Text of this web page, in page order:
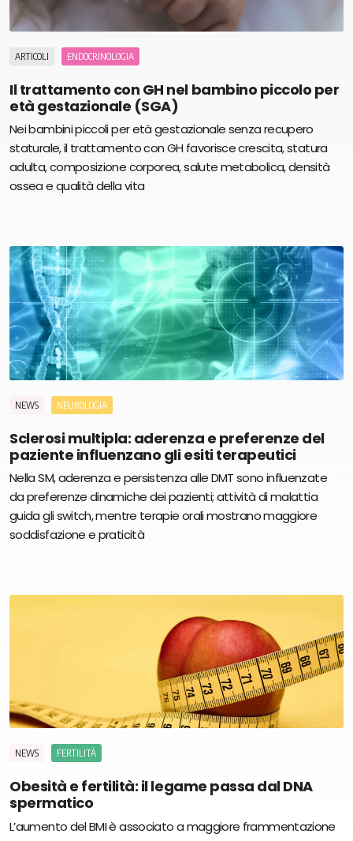
ARTICOLI ENDOCRINOLOGIA
Il trattamento con GH nel bambino piccolo per
età gestazionale (SGA)
Nei bambini piccoli per età gestazionale senza recupero
staturale, il trattamento con GH favorisce crescita, statura
adulta, composizione corporea, salute metabolica, densità
ossea e qualità della vita
NEWS NEUROLOGIA
Sclerosi multipla: aderenza e preferenze del
paziente influenzano gli esiti terapeutici
Nella SM, aderenza e persistenza alle DMT sono influenzate
da preferenze dinamiche dei pazienti; attività di malattia
guida gli switch, mentre terapie orali mostrano maggiore
soddisfazione e praticità
NEWS FERTILITÀ
Obesità e fertilità: il legame passa dal DNA
spermatico
L’aumento del BMI è associato a maggiore frammentazione